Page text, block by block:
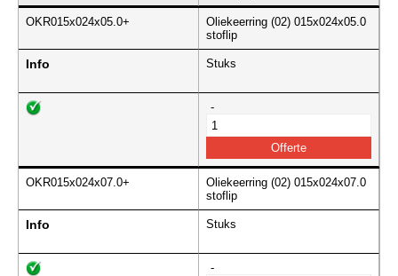
OKR015x024x05.0+
Oliekeerring (02) 015x024x05.0
stoflip
Info Stuks
-
OKR015x024x07.0+
Oliekeerring (02) 015x024x07.0
stoflip
Info Stuks
-